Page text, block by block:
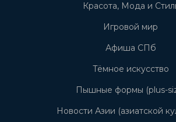
Красота, Мода и
Игровой мир
Афиша СПб
Тёмное искусство
Пышные формы (plus-
Новости Азии (азиатской